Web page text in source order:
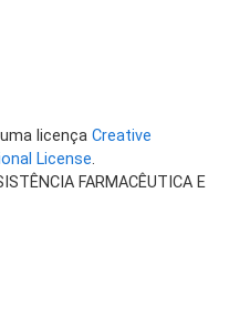
licença Creative
License.
FARMACÊUTICA E